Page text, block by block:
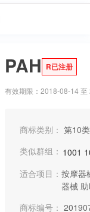
PAH R已注册
有效期限：2018-08-14
商标类别： 第10
类似群组： 1001
适合项目： 按摩器
器械
商标编号：